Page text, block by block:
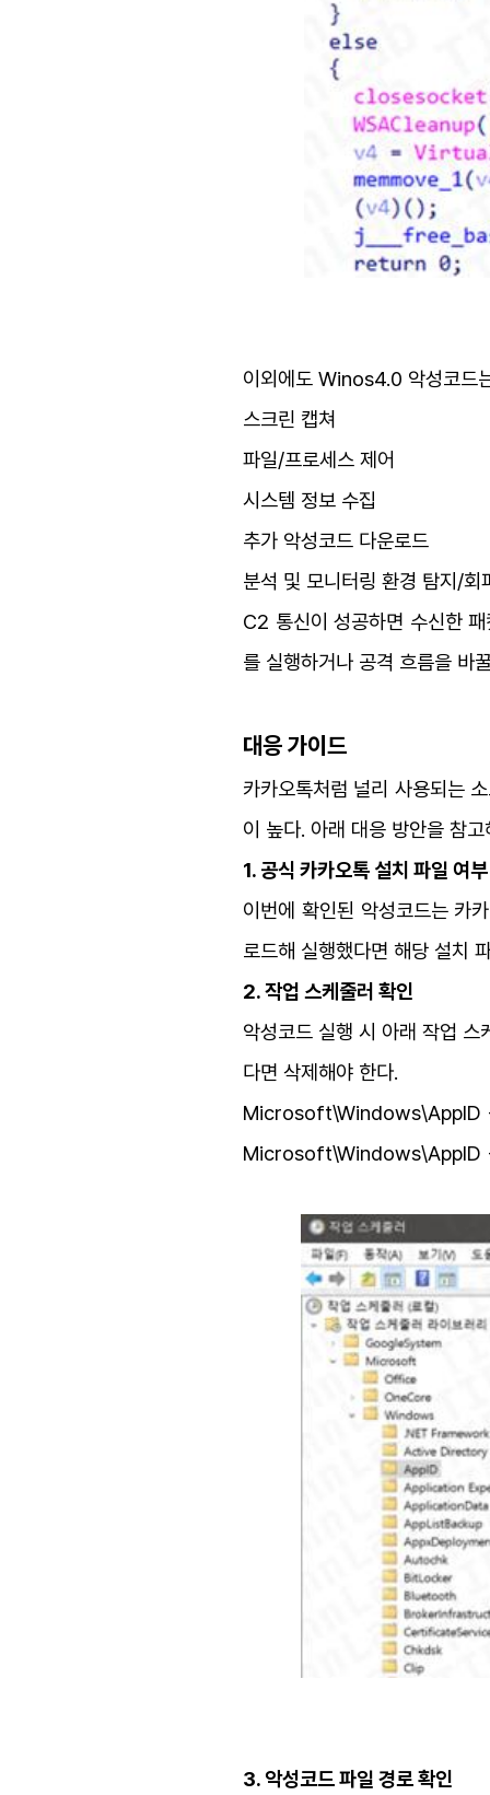
이외에도 Winos4.0 악성코드
스크린 캡쳐
파일/프로세스 제어
시스템 정보 수집
추가 악성코드 다운로드
분석 및 모니터링 환경 탐지/회
C2 통신이 성공하면 수신한
를 실행하거나 공격 흐름을 바
대응 가이드
카카오톡처럼 널리 사용되는
이 높다. 아래 대응 방안을 참
1. 공식 카카오톡 설치 파일 여
이번에 확인된 악성코드는 카
로드해 실행했다면 해당 설치
2. 작업 스케줄러 확인
악성코드 실행 시 아래 작업
다면 삭제해야 한다.
Microsoft\Windows\AppID
Microsoft\Windows\AppID
3. 악성코드 파일 경로 확인